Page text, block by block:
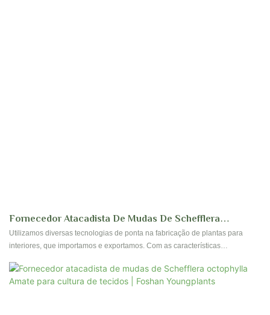
Fornecedor Atacadista De Mudas De Schefflera
Havaiana Para Cultura De Tecidos | Foshan Youngplants
Utilizamos diversas tecnologias de ponta na fabricação de plantas para
interiores, que importamos e exportamos. Com as características
ornamentais e de jardinagem.